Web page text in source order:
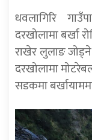
धवलागिरि
दरखोलामा बर्खा
राखेर लुलाङ
दरखोलामा
सडकमा